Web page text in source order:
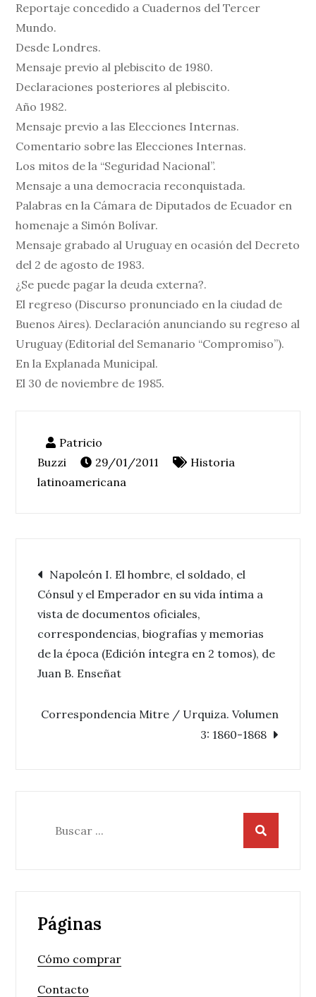
Reportaje concedido a Cuadernos del Tercer
Mundo.
Desde Londres.
Mensaje previo al plebiscito de 1980.
Declaraciones posteriores al plebiscito.
Año 1982.
Mensaje previo a las Elecciones Internas.
Comentario sobre las Elecciones Internas.
Los mitos de la “Seguridad Nacional”.
Mensaje a una democracia reconquistada.
Palabras en la Cámara de Diputados de Ecuador en
homenaje a Simón Bolívar.
Mensaje grabado al Uruguay en ocasión del Decreto
del 2 de agosto de 1983.
¿Se puede pagar la deuda externa?.
El regreso (Discurso pronunciado en la ciudad de
Buenos Aires). Declaración anunciando su regreso al
Uruguay (Editorial del Semanario “Compromiso”).
En la Explanada Municipal.
El 30 de noviembre de 1985.
29/01/2011
Historia
latinoamericana
Navegación
de
entradas
Napoleón I. El hombre, el soldado, el
Cónsul y el Emperador en su vida íntima a
vista de documentos oficiales,
correspondencias, biografías y memorias
de la época (Edición íntegra en 2 tomos), de
Juan B. Enseñat
Correspondencia Mitre / Urquiza. Volumen
3: 1860-1868
Páginas
Cómo comprar
Contacto